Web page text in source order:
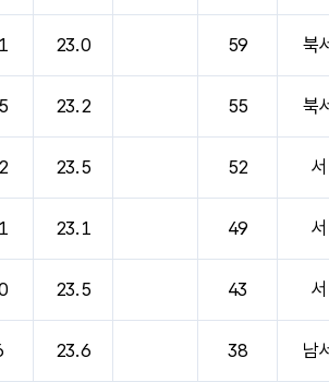
23.0 59 북
23.2 55 북
23.5 52 서
23.1 49 서
23.5 43 서
23.6 38 남